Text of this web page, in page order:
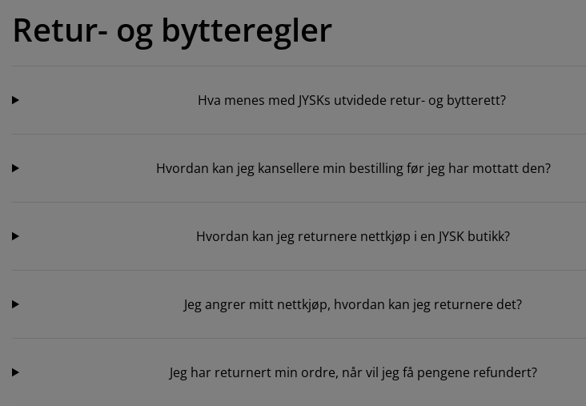
Retur- og bytteregler
Hva menes med JYSKs utvidede retur- og bytterett?
Hvordan kan jeg kansellere min bestilling før jeg har mottatt den?
Hvordan kan jeg returnere nettkjøp i en JYSK butikk?
Jeg angrer mitt nettkjøp, hvordan kan jeg returnere det?
Jeg har returnert min ordre, når vil jeg få pengene refundert?